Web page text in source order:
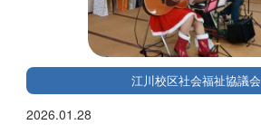
江川校区社会福祉協議会
2026.01.28